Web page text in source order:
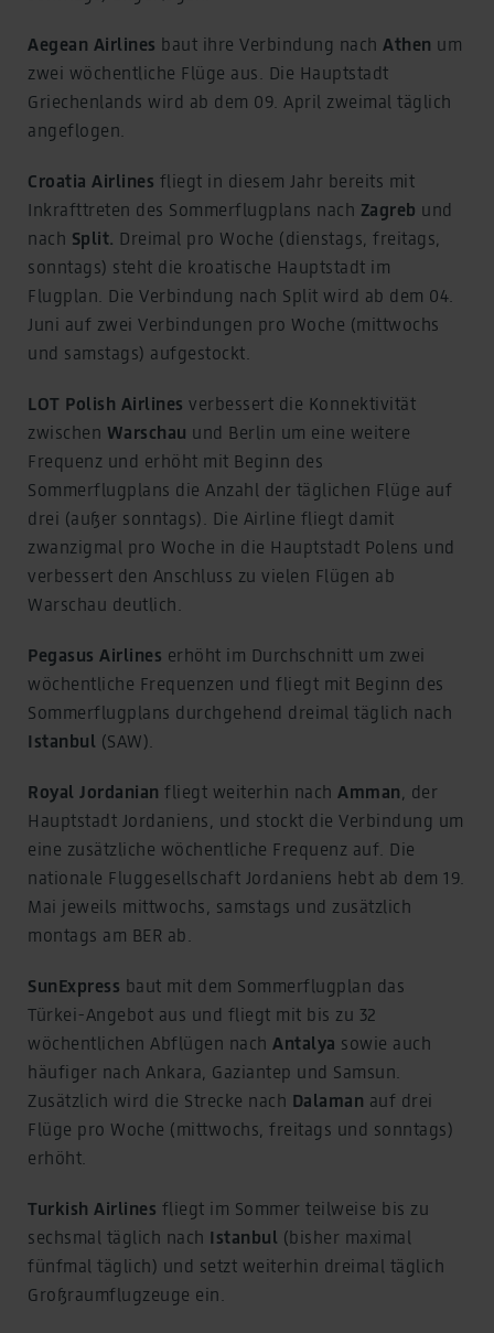
transmitted to Google. This enables Google to attribute
conversions across devices while ensuring that the
original data is not transmitted in plain text.
You can find detailed information under "Show details"
and in ourprivacy policy
Aegean Airlines baut ihre Verbindung nach Athen um
zwei wöchentliche Flüge aus. Die Hauptstadt
Griechenlands wird ab dem 09. April zweimal täglich
angeflogen.
Croatia Airlines fliegt in diesem Jahr bereits mit
Inkrafttreten des Sommerflugplans nach Zagreb und
nach Split. Dreimal pro Woche (dienstags, freitags,
sonntags) steht die kroatische Hauptstadt im
Flugplan. Die Verbindung nach Split wird ab dem 04.
Juni auf zwei Verbindungen pro Woche (mittwochs
und samstags) aufgestockt.
LOT Polish Airlines verbessert die Konnektivität
zwischen Warschau und Berlin um eine weitere
Frequenz und erhöht mit Beginn des
Sommerflugplans die Anzahl der täglichen Flüge auf
drei (außer sonntags). Die Airline fliegt damit
zwanzigmal pro Woche in die Hauptstadt Polens und
verbessert den Anschluss zu vielen Flügen ab
Warschau deutlich.
Pegasus Airlines erhöht im Durchschnitt um zwei
wöchentliche Frequenzen und fliegt mit Beginn des
Sommerflugplans durchgehend dreimal täglich nach
Istanbul (SAW).
Royal Jordanian fliegt weiterhin nach Amman , der
Hauptstadt Jordaniens, und stockt die Verbindung um
eine zusätzliche wöchentliche Frequenz auf. Die
nationale Fluggesellschaft Jordaniens hebt ab dem 19.
Mai jeweils mittwochs, samstags und zusätzlich
montags am BER ab.
SunExpress baut mit dem Sommerflugplan das
Türkei-Angebot aus und fliegt mit bis zu 32
wöchentlichen Abflügen nach Antalya sowie auch
häufiger nach Ankara, Gaziantep und Samsun.
Zusätzlich wird die Strecke nach Dalaman auf drei
Flüge pro Woche (mittwochs, freitags und sonntags)
erhöht.
Turkish Airlines fliegt im Sommer teilweise bis zu
sechsmal täglich nach Istanbul (bisher maximal
fünfmal täglich) und setzt weiterhin dreimal täglich
Großraumflugzeuge ein.